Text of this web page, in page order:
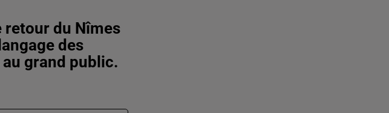
retour du Nîmes
des
grand public.